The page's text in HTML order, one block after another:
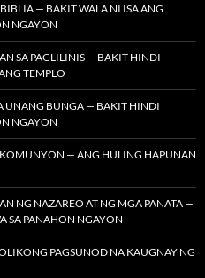
— BAKIT WALA NI ISA ANG
NGAYON
SA PAGLILINIS — BAKIT HINDI
TEMPLO
UNANG BUNGA — BAKIT HINDI
NGAYON
KOMUNYON — ANG HULING HAPUNAN
NG NAZAREO AT NG MGA PANATA —
SA PANAHON NGAYON
PAGSUNOD NA KAUGNAY NG